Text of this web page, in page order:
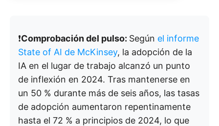
❗️Comprobación del pulso: Según el informe
State of AI de McKinsey, la adopción de la
IA en el lugar de trabajo alcanzó un punto
de inflexión en 2024. Tras mantenerse en
un 50 % durante más de seis años, las tasas
de adopción aumentaron repentinamente
hasta el 72 % a principios de 2024, lo que